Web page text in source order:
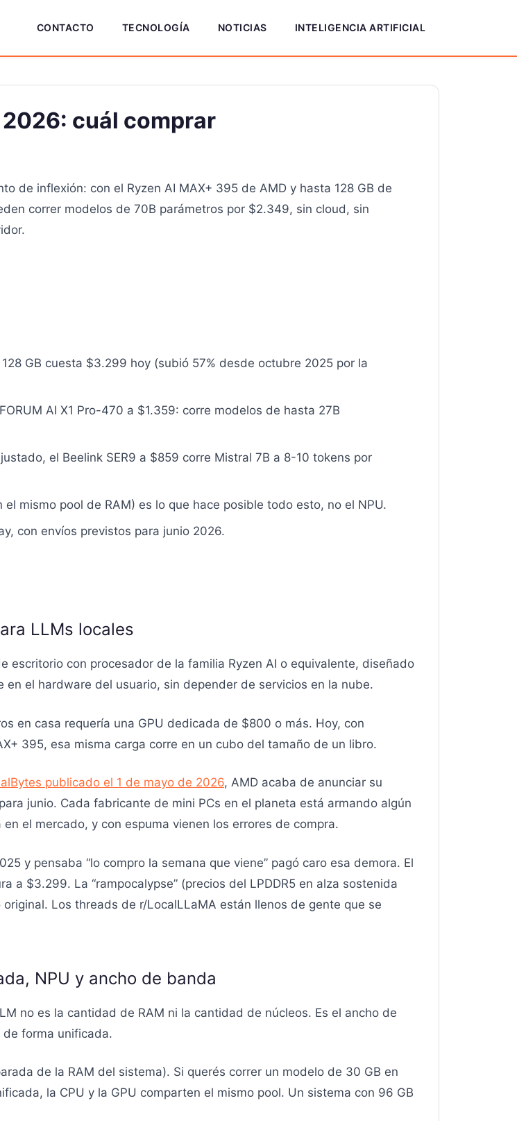
CONTACTO TECNOLOGÍA NOTICIAS INTELIGENCIA ARTIFICIAL
2026: cuál comprar
de inflexión: con el Ryzen AI MAX+ 395 de AMD y hasta 128 GB de
correr modelos de 70B parámetros por $2.349, sin cloud, sin
GB cuesta $3.299 hoy (subió 57% desde octubre 2025 por la
AI X1 Pro-470 a $1.359: corre modelos de hasta 27B
el Beelink SER9 a $859 corre Mistral 7B a 8-10 tokens por
mismo pool de RAM) es lo que hace posible todo esto, no el NPU.
con envíos previstos para junio 2026.
LLMs locales
escritorio con procesador de la familia Ryzen AI o equivalente, diseñado
el hardware del usuario, sin depender de servicios en la nube.
en casa requería una GPU dedicada de $800 o más. Hoy, con
395, esa misma carga corre en un cubo del tamaño de un libro.
publicado el 1 de mayo de 2026, AMD acaba de anunciar su
junio. Cada fabricante de mini PCs en el planeta está armando algún
el mercado, y con espuma vienen los errores de compra.
y pensaba “lo compro la semana que viene” pagó caro esa demora. El
a $3.299. La “rampocalypse” (precios del LPDDR5 en alza sostenida
Los threads de r/LocalLLaMA están llenos de gente que se
NPU y ancho de banda
no es la cantidad de RAM ni la cantidad de núcleos. Es el ancho de
forma unificada.
de la RAM del sistema). Si querés correr un modelo de 30 GB en
la CPU y la GPU comparten el mismo pool. Un sistema con 96 GB